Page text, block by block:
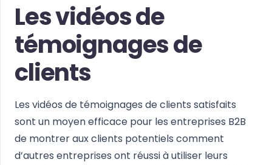
Les vidéos de
témoignages de
clients
Les vidéos de témoignages de clients satisfaits
sont un moyen efficace pour les entreprises B2B
de montrer aux clients potentiels comment
d’autres entreprises ont réussi à utiliser leurs